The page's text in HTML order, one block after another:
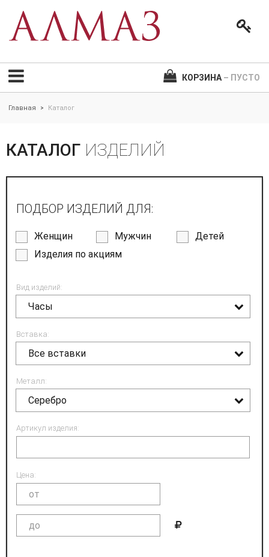
КОРЗИНА – ПУСТО
Главная > Каталог
КАТАЛОГ ИЗДЕЛИЙ
ПОДБОР ИЗДЕЛИЙ ДЛЯ:
Женщин Мужчин
Детей
Изделия по акциям
Вид изделий:
Часы
Вставка:
Все вставки
Металл:
Серебро
Артикул изделия:
Цена: